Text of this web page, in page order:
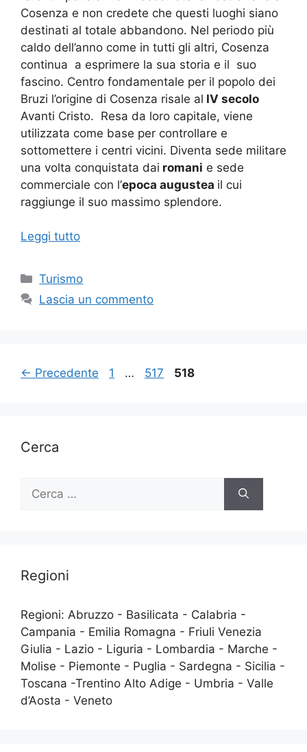
Cosenza e non credete che questi luoghi siano
destinati al totale abbandono. Nel periodo più
caldo dell’anno come in tutti gli altri, Cosenza
continua a esprimere la sua storia e il suo
fascino. Centro fondamentale per il popolo dei
Bruzi l’origine di Cosenza risale al IV secolo
Avanti Cristo. Resa da loro capitale, viene
utilizzata come base per controllare e
sottomettere i centri vicini. Diventa sede militare
una volta conquistata dai romani e sede
commerciale con l’epoca augustea il cui
raggiunge il suo massimo splendore.
Leggi tutto
Categorie
Turismo
Lascia un commento
← Precedente Pagina
1 … Pagina
517 Pagina
518
Cerca
Ricerca
Regioni
Regioni: Abruzzo - Basilicata - Calabria -
Campania - Emilia Romagna - Friuli Venezia
Giulia - Lazio - Liguria - Lombardia - Marche -
Molise - Piemonte - Puglia - Sardegna - Sicilia -
Toscana -Trentino Alto Adige - Umbria - Valle
d’Aosta - Veneto